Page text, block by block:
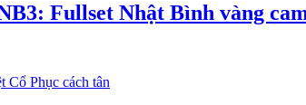
Fullset Nhật Bình vàng